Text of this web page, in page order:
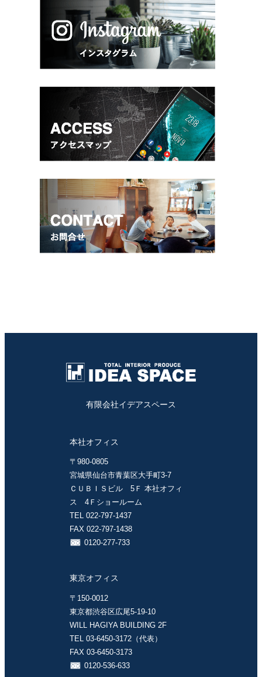
有限会社イデアスペース
本社オフィス
〒980-0805
宮城県仙台市青葉区大手町3-7
ＣＵＢＩＳビル 5Ｆ 本社オフィ
ス 4Ｆショールーム
TEL 022-797-1437
FAX 022-797-1438
0120-277-733
東京オフィス
〒150-0012
東京都渋谷区広尾5-19-10
WILL HAGIYA BUILDING 2F
TEL 03-6450-3172（代表）
FAX 03-6450-3173
0120-536-633